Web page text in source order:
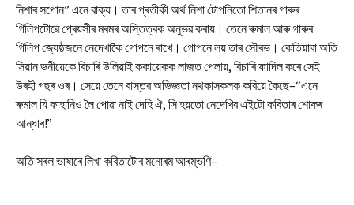
নিশাৰ সপোন” এনে বাক্য। তাৰ প্ৰতীকী অৰ্থ নিশা টোপনিতো শিতানৰ গাৰুৰ
গিলিপটোৱে প্ৰেয়সীৰ মৰমৰ অস্তিত্বক অনুভৱ কৰায়। তেনে ৰুমাল আৰু গাৰুৰ
গিলিপ জ্যেষ্ঠজনে নেদেখাকৈ গোপনে ৰাখে। গোপনে লয় তাৰ সৌৰভ। কেতিয়াবা অতি
সিয়ান ভনীয়েকে বিচাৰি উলিয়াই ককায়েকক লাজত পেলায়, বিচাৰি ফাদিল কৰে সেই
উৰহী গছৰ ওৰ। সেয়ে তেনে বাস্তৱ অভিজ্ঞতা নথকাসকলক কবিয়ে কৈছে–“এনে
ৰুমাল যি কাহানিও লৈ পোৱা নাই দেহি ঐ, সি হয়তো নেদেখিব এইটো কবিতাৰ শোকৰ
আন্ধাৰ!”
অতি সৰল ভাষাৰে লিখা কবিতাটোৰ মনোৰম আৰম্ভণি–